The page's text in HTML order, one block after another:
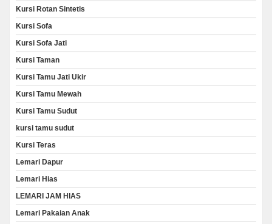
Kursi Rotan Sintetis
Kursi Sofa
Kursi Sofa Jati
Kursi Taman
Kursi Tamu Jati Ukir
Kursi Tamu Mewah
Kursi Tamu Sudut
kursi tamu sudut
Kursi Teras
Lemari Dapur
Lemari Hias
LEMARI JAM HIAS
Lemari Pakaian Anak